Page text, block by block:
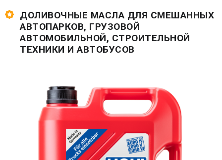
ДОЛИВОЧНЫЕ МАСЛА ДЛЯ СМЕШАННЫХ
АВТОПАРКОВ, ГРУЗОВОЙ
АВТОМОБИЛЬНОЙ, СТРОИТЕЛЬНОЙ
ТЕХНИКИ И АВТОБУСОВ